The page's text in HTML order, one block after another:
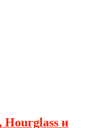
Hourglass и